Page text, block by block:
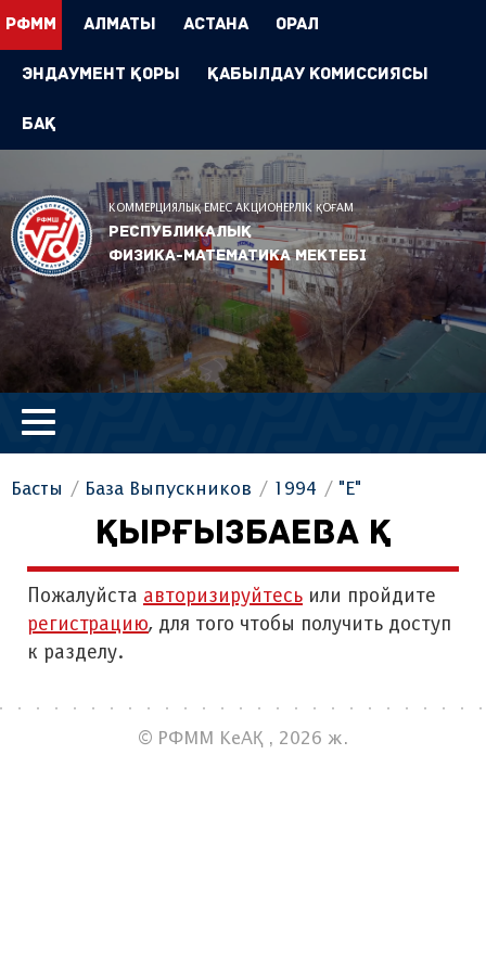
РФММ Алматы Астана Орал
Эндаумент Қоры Қабылдау комиссиясы
БАҚ
КОММЕРЦИЯЛЫҚ ЕМЕС АКЦИОНЕРЛІК ҚОҒАМ
Республикалық
физика-математика мектебі
Басты База Выпускников 1994 "Е"
ҚЫРҒЫЗБАЕВА Қ
Пожалуйста авторизируйтесь или пройдите
регистрацию, для того чтобы получить доступ
к разделу.
© РФММ КеАҚ , 2026 ж.